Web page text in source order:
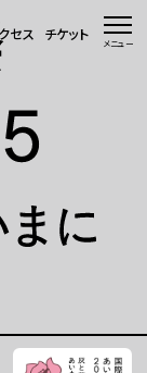
セス チケット メニュー